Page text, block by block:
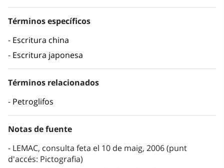
Términos específicos
Escritura china
Escritura japonesa
Términos relacionados
Petroglifos
Notas de fuente
LEMAC, consulta feta el 10 de maig, 2006 (punt
d'accés: Pictografia)